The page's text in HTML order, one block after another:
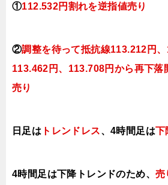
①112.532円割れを逆指値売り
②調整を待って抵抗線113.212円、
113.462円、113.708円から再下落
売り
日足は トレンドレス、4時間足は下
4時間足は下降トレンドのため、 売